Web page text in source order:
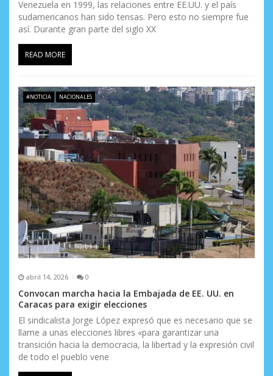
Venezuela en 1999, las relaciones entre EE.UU. y el país
sudamericanos han sido tensas. Pero esto no siempre fue
así. Durante gran parte del siglo XX
READ MORE
#NOTICIA NACIONALES
abril 14, 2026 0
Convocan marcha hacia la Embajada de EE. UU. en
Caracas para exigir elecciones
El sindicalista Jorge López expresó que es necesario que se
llame a unas elecciones libres «para garantizar una
transición hacia la democracia, la libertad y la expresión civil
de todo el pueblo vene